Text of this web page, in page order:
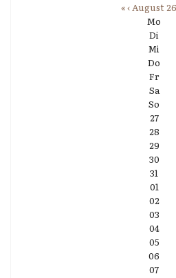
«‹August 26
Mo
Di
Mi
Do
Fr
Sa
So
27
28
29
30
31
01
02
03
04
05
06
07